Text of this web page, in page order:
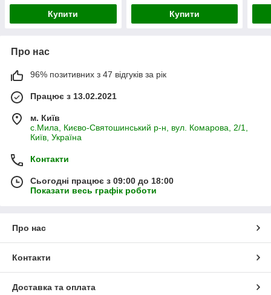
Купити Купити
Про нас
96% позитивних з 47 відгуків за рік
Працює з 13.02.2021
м. Київ
с.Мила, Києво-Святошинський р-н, вул. Комарова, 2/1,
Київ, Україна
Контакти
Сьогодні працює з 09:00 до 18:00
Показати весь графік роботи
Про нас
Контакти
Доставка та оплата